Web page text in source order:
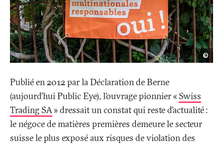
© Mark
Publié en 2012 par la Déclaration de Berne
(aujourd’hui Public Eye), l’ouvrage pionnier « Swiss
Trading SA» dressait un constat qui reste d’actualité:
le négoce de matières premières demeure le secteur
suisse le plus exposé aux risques de violation des